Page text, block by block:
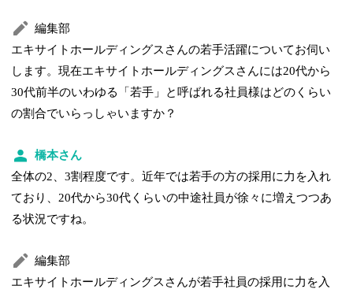
編集部
エキサイトホールディングスさんの若手活躍についてお伺い
します。現在エキサイトホールディングスさんには20代から
30代前半のいわゆる「若手」と呼ばれる社員様はどのくらい
の割合でいらっしゃいますか？
橋本さん
全体の2、3割程度です。近年では若手の方の採用に力を入れ
ており、20代から30代くらいの中途社員が徐々に増えつつあ
る状況ですね。
編集部
エキサイトホールディングスさんが若手社員の採用に力を入